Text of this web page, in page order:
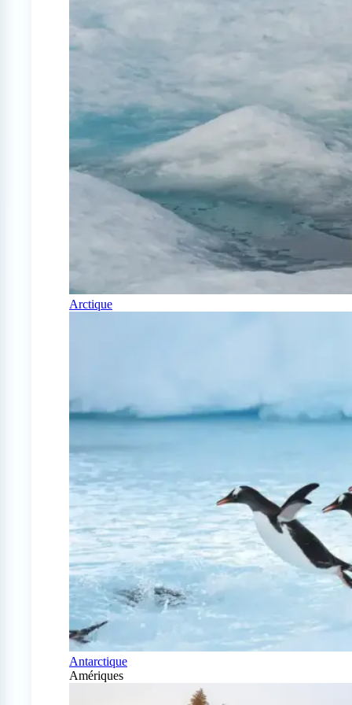
Arctique
Antarctique
Amériques